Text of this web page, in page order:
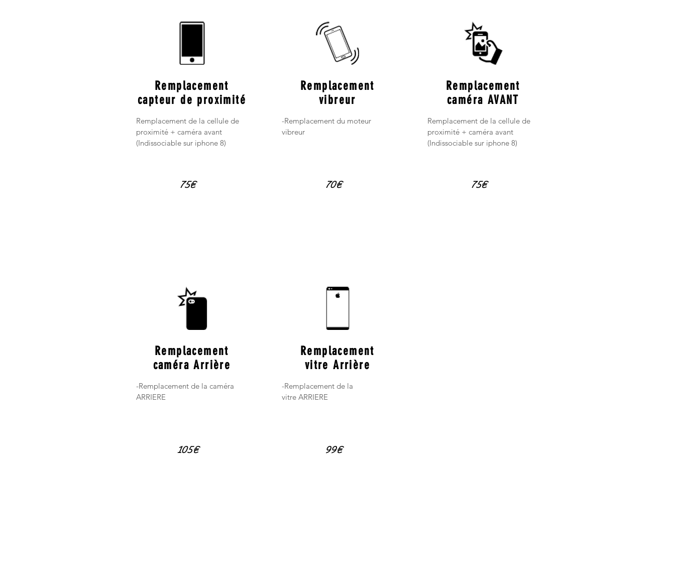
Remplacement
capteur de proximité
Remplacement de la cellule de
proximité + caméra avant
(Indissociable sur iphone 8)
75€
Remplacement
caméra Arrière
-Remplacement de la caméra
ARRIERE
105€
Remplacement
vibreur
-Remplacement du moteur
vibreur
70€
Remplacement
vitre Arrière
-Remplacement de la
vitre ARRIERE
99€
Remplacement
caméra AVANT
Remplacement de la cellule de
proximité + caméra avant
(Indissociable sur iphone 8)
75€